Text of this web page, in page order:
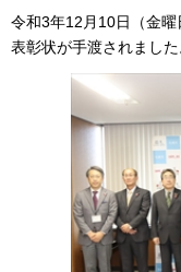
令和3年12月10日（金
表彰状が手渡されました